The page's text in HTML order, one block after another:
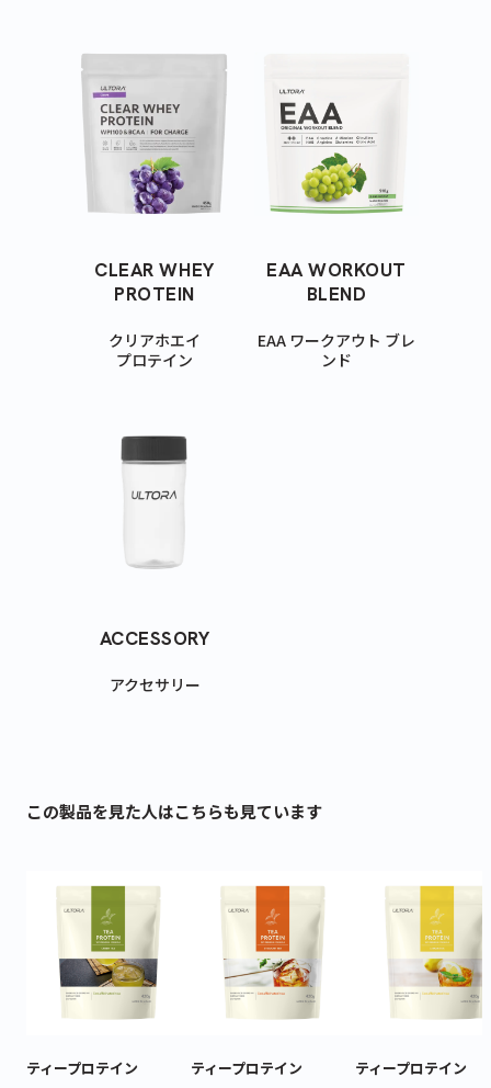
CLEAR WHEY
PROTEIN
クリアホエイ
プロテイン
EAA WORKOUT
BLEND
EAA ワークアウト ブレ
ンド
ACCESSORY
アクセサリー
この製品を見た人はこちらも見ています
ティープロテイン ティープロテイン ティープロテイン